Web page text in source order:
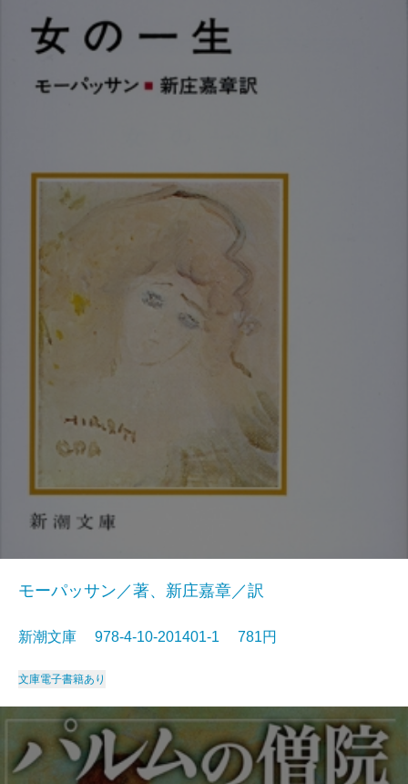
モーパッサン／著、新庄嘉章／訳
新潮文庫 978-4-10-201401-1 781円
文庫電子書籍あり